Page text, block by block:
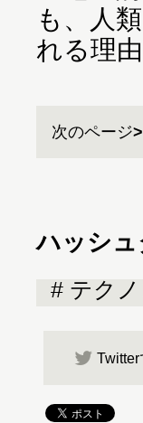
も、人
れる理由
次のページ
ハッシ
テク
Twitter